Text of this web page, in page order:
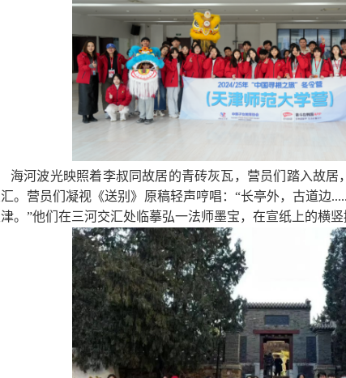
海河波光映照着李叔同故居的青砖灰瓦，营员们踏入故
。营员们凝视《送别》原稿轻声哼唱：“长亭外，古道边
。”他们在三河交汇处临摹弘一法师墨宝，在宣纸上的横